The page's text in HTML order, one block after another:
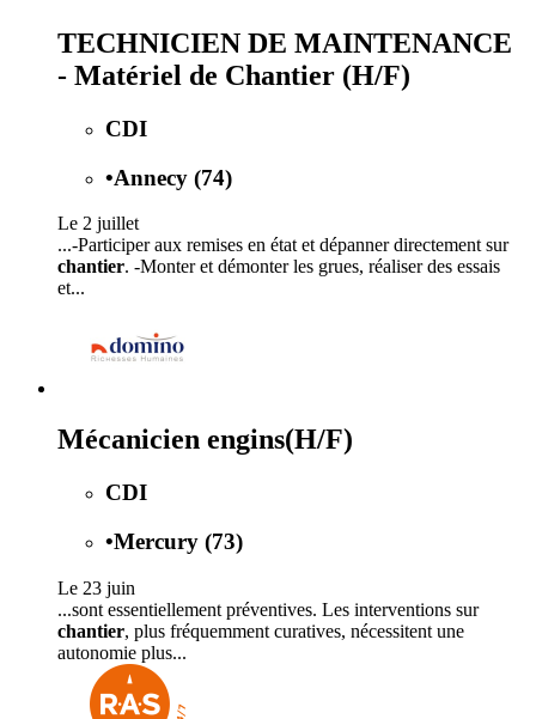
TECHNICIEN DE MAINTENANCE
- Matériel de Chantier (H/F)
CDI
•Annecy (74)
Le 2 juillet
...-Participer aux remises en état et dépanner directement sur
chantier. -Monter et démonter les grues, réaliser des essais
et...
Mécanicien engins(H/F)
CDI
•Mercury (73)
Le 23 juin
...sont essentiellement préventives. Les interventions sur
chantier, plus fréquemment curatives, nécessitent une
autonomie plus...